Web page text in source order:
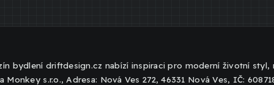
bydlení driftdesign.cz nabízí inspiraci pro moderní životní
Monkey s.r.o., Adresa: Nová Ves 272, 46331 Nová Ves, IČ: